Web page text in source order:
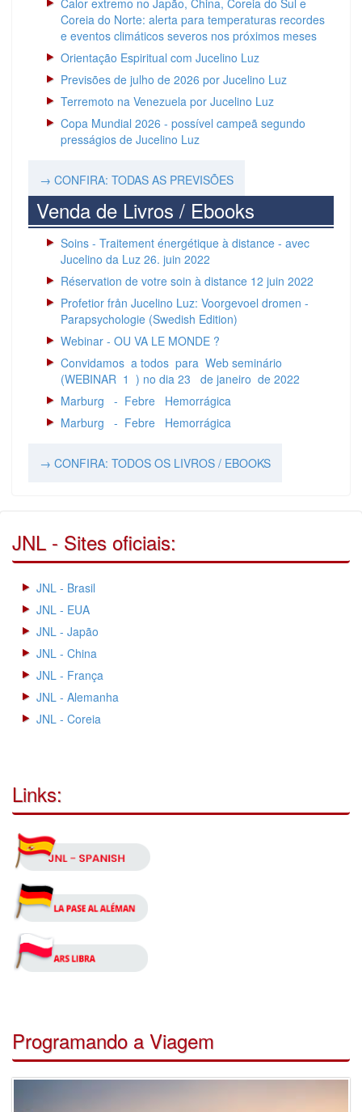
Coreia do Norte: alerta para temperaturas recordes
e eventos climáticos severos nos próximos meses
Orientação Espiritual com Jucelino Luz
Previsões de julho de 2026 por Jucelino Luz
Terremoto na Venezuela por Jucelino Luz
Copa Mundial 2026 - possível campeã segundo
presságios de Jucelino Luz
→ CONFIRA: TODAS AS PREVISÕES
Venda de Livros / Ebooks
Soins - Traitement énergétique à distance - avec
Jucelino da Luz 26. juin 2022
Réservation de votre soin à distance 12 juin 2022
Profetior från Jucelino Luz: Voorgevoel dromen -
Parapsychologie (Swedish Edition)
Webinar - OU VA LE MONDE ?
Convidamos a todos para Web seminário
(WEBINAR 1 ) no dia 23 de janeiro de 2022
Marburg - Febre Hemorrágica
Marburg - Febre Hemorrágica
→ CONFIRA: TODOS OS LIVROS / EBOOKS
JNL - Sites oficiais:
JNL - Brasil
JNL - EUA
JNL - Japão
JNL - China
JNL - França
JNL - Alemanha
JNL - Coreia
Links:
Programando a Viagem